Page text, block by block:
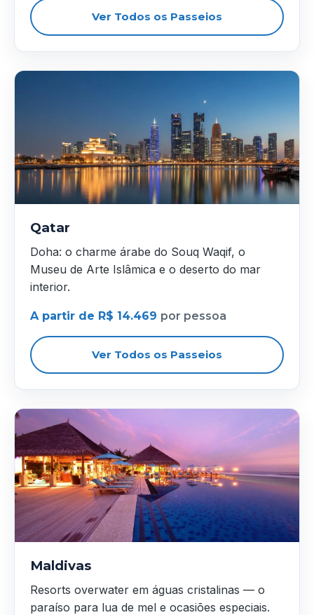
Ver Todos os Passeios
Qatar
Doha: o charme árabe do Souq Waqif, o
Museu de Arte Islâmica e o deserto do mar
interior.
A partir de R$ 14.469 por pessoa
Ver Todos os Passeios
Maldivas
Resorts overwater em águas cristalinas — o
paraíso para lua de mel e ocasiões especiais.